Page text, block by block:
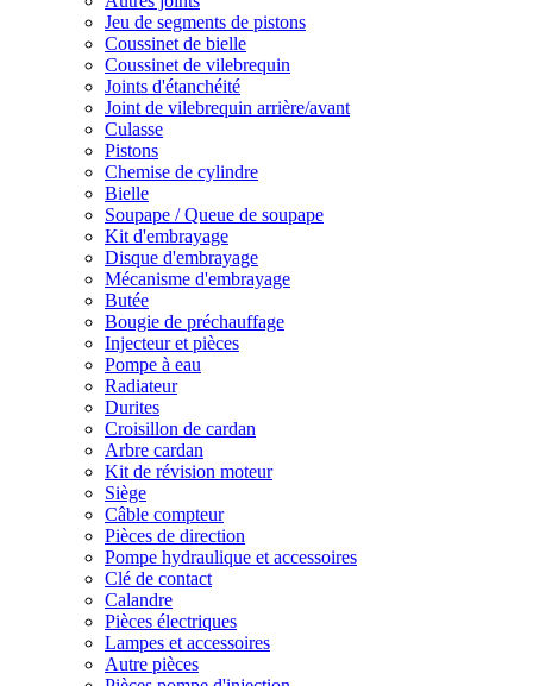
Jeu de segments de pistons
Coussinet de bielle
Coussinet de vilebrequin
Joints d'étanchéité
Joint de vilebrequin arrière/avant
Culasse
Pistons
Chemise de cylindre
Bielle
Soupape / Queue de soupape
Kit d'embrayage
Disque d'embrayage
Mécanisme d'embrayage
Butée
Bougie de préchauffage
Injecteur et pièces
Pompe à eau
Radiateur
Durites
Croisillon de cardan
Arbre cardan
Kit de révision moteur
Siège
Câble compteur
Pièces de direction
Pompe hydraulique et accessoires
Clé de contact
Calandre
Pièces électriques
Lampes et accessoires
Autre pièces